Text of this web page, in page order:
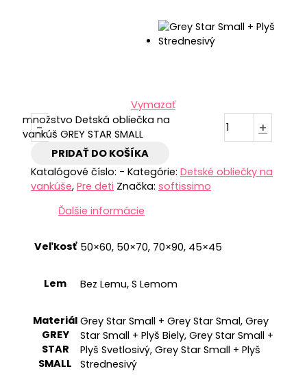
Vymazať
-
množstvo Detská obliečka na
vankúš GREY STAR SMALL
+
PRIDAŤ DO KOŠÍKA
Katalógové číslo: - Kategórie:Detské obliečky na
vankúše,Pre deti Značka:softissimo
Ďalšie informácie
Veľkosť 50×60, 50×70, 70×90, 45×45
Lem Bez Lemu, S Lemom
Materiál
GREY
STAR
SMALL
Grey Star Small + Grey Star Smal, Grey
Star Small + Plyš Biely, Grey Star Small +
Plyš Svetlosivý, Grey Star Small + Plyš
Strednesivý